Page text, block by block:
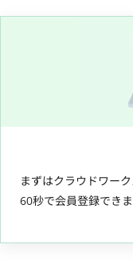
まずはクラウドワー
60秒で会員登録できま